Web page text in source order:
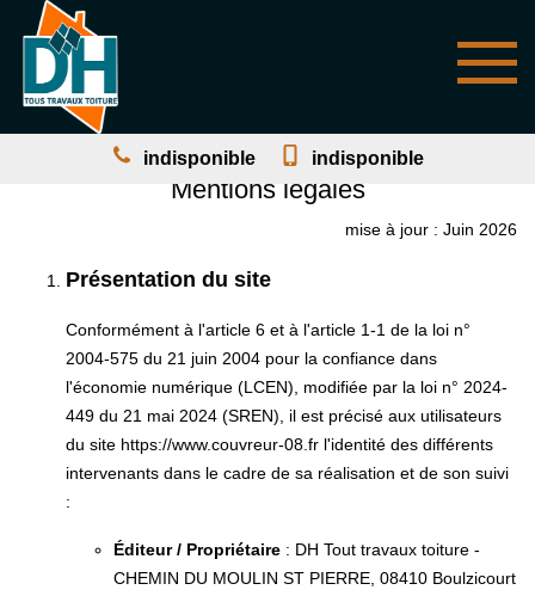
indisponible indisponible
Mentions légales
mise à jour : Juin 2026
Présentation du site
Conformément à l'article 6 et à l'article 1-1 de la loi n°
2004-575 du 21 juin 2004 pour la confiance dans
l'économie numérique (LCEN), modifiée par la loi n° 2024-
449 du 21 mai 2024 (SREN), il est précisé aux utilisateurs
du site https://www.couvreur-08.fr l'identité des différents
intervenants dans le cadre de sa réalisation et de son suivi
:
Éditeur / Propriétaire : DH Tout travaux toiture -
CHEMIN DU MOULIN ST PIERRE, 08410 Boulzicourt